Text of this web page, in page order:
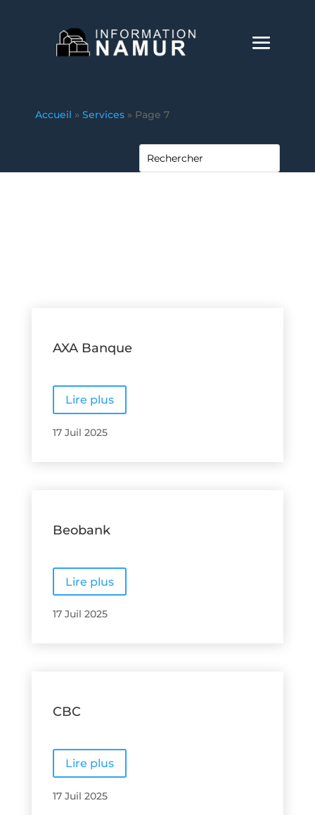
Accueil » Services » Page 7
AXA Banque
Lire plus
17 Juil 2025
Beobank
Lire plus
17 Juil 2025
CBC
Lire plus
17 Juil 2025